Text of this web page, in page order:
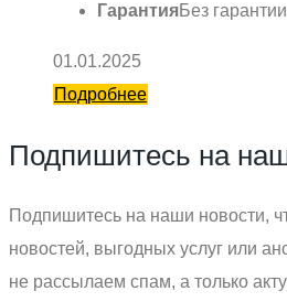
ГарантияБез гарантии
01.01.2025
Подробнее
Подпишитесь на
Подпишитесь на наши новости,
новостей, выгодных услуг или
не рассылаем спам, а только